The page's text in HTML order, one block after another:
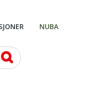
NUBA